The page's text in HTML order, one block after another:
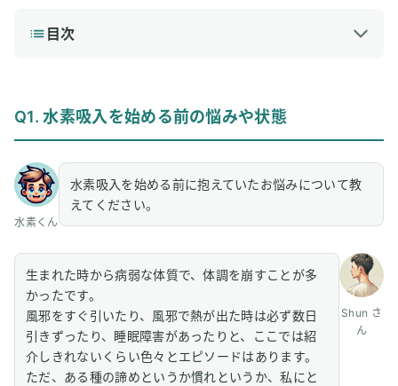
目次
3 Q3. 変化を感じるまでの期間ときっかけ
4 Q4. 実践した水素吸入の頻度や方法
5 Q5. 生活習慣や他のケアとの組み合わせ
7 Q7. 同じお悩みを抱えている方へのアドバイス
8 まとめ：水素吸入で病弱体質が改善し活動量がアップし
た
Q1. 水素吸入を始める前の悩みや状態
水素くん
水素吸入を始める前に抱えていたお悩みについて教
えてください。
Shun さ
ん
生まれた時から病弱な体質で、体調を崩すことが多
かったです。
風邪をすぐ引いたり、風邪で熱が出た時は必ず数日
引きずったり、睡眠障害があったりと、ここでは紹
介しきれないくらい色々とエピソードはあります。
ただ、ある種の諦めというか慣れというか、私にと